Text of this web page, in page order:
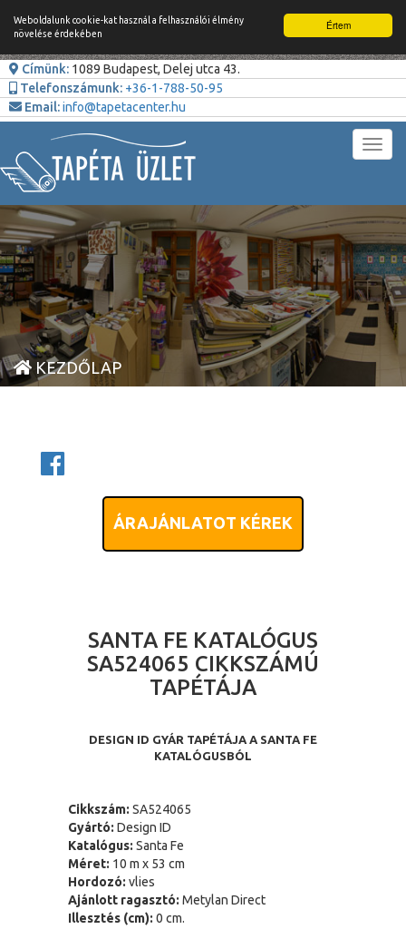
Értem
Weboldalunk cookie-kat használ a felhasználói élmény
növelése érdekében
Címünk: 1089 Budapest, Delej utca 43.
Telefonszámunk: +36-1-788-50-95
Email:info@tapetacenter.hu
KEZDŐLAP
ÁRAJÁNLATOT KÉREK
SANTA FE KATALÓGUS
SA524065 CIKKSZÁMÚ
TAPÉTÁJA
DESIGN ID GYÁR TAPÉTÁJA A SANTA FE
KATALÓGUSBÓL
Cikkszám: SA524065
Gyártó: Design ID
Katalógus: Santa Fe
Méret: 10 m x 53 cm
Hordozó: vlies
Ajánlott ragasztó: Metylan Direct
Illesztés (cm): 0 cm.